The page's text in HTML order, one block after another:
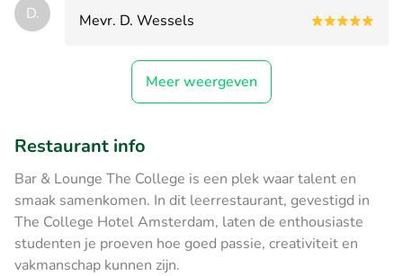
D. Mevr. D. Wessels
Meer weergeven
Restaurant info
Bar & Lounge The College​ is een plek waar talent en
smaak samenkomen. In dit leerrestaurant, gevestigd in
The College Hotel Amsterdam, laten de enthousiaste
studenten je proeven hoe goed passie, creativiteit en
vakmanschap kunnen zijn.